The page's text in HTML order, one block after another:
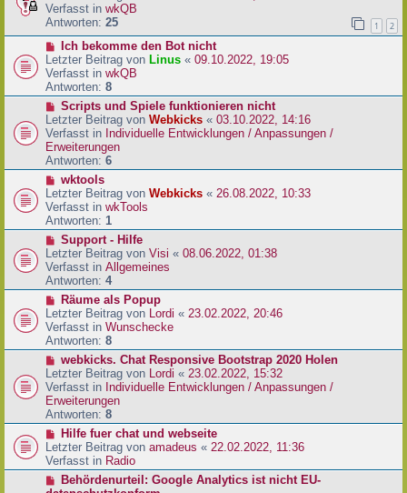
i
t
a
g
u
e
r
B
e
i
t
a
g
Verfasst in wkQB
Antworten: 25 1 2
N
e
u
e
r
B
e
i
t
r
a
g
Ich bekomme den Bot nicht
Letzter Beitrag von Linus « 09.10.2022, 19:05
Verfasst in wkQB
Antworten: 8
N
e
u
e
r
B
e
i
t
r
a
g
Scripts und Spiele funktionieren nicht
Letzter Beitrag von Webkicks « 03.10.2022, 14:16
Verfasst in Individuelle Entwicklungen / Anpassungen /
Erweiterungen
Antworten: 6
N
e
u
e
r
B
e
i
t
a
g
wktools
Letzter Beitrag von Webkicks « 26.08.2022, 10:33
Verfasst in wkTools
Antworten: 1
N
e
u
e
r
B
e
i
t
a
g
Support - Hilfe
Letzter Beitrag von Visi « 08.06.2022, 01:38
Verfasst in Allgemeines
Antworten: 4
N
e
u
e
r
B
e
i
t
r
a
g
Räume als Popup
Letzter Beitrag von Lordi « 23.02.2022, 20:46
Verfasst in Wunschecke
Antworten: 8
N
e
u
e
r
B
e
i
t
webkicks. Chat Responsive Bootstrap 2020 Holen
Letzter Beitrag von Lordi « 23.02.2022, 15:32
Verfasst in Individuelle Entwicklungen / Anpassungen /
Erweiterungen
Antworten: 8
N
e
u
e
Hilfe fuer chat und webseite
Letzter Beitrag von amadeus « 22.02.2022, 11:36
Verfasst in Radio
NBehördenurteil: Google Analytics ist nicht EU-